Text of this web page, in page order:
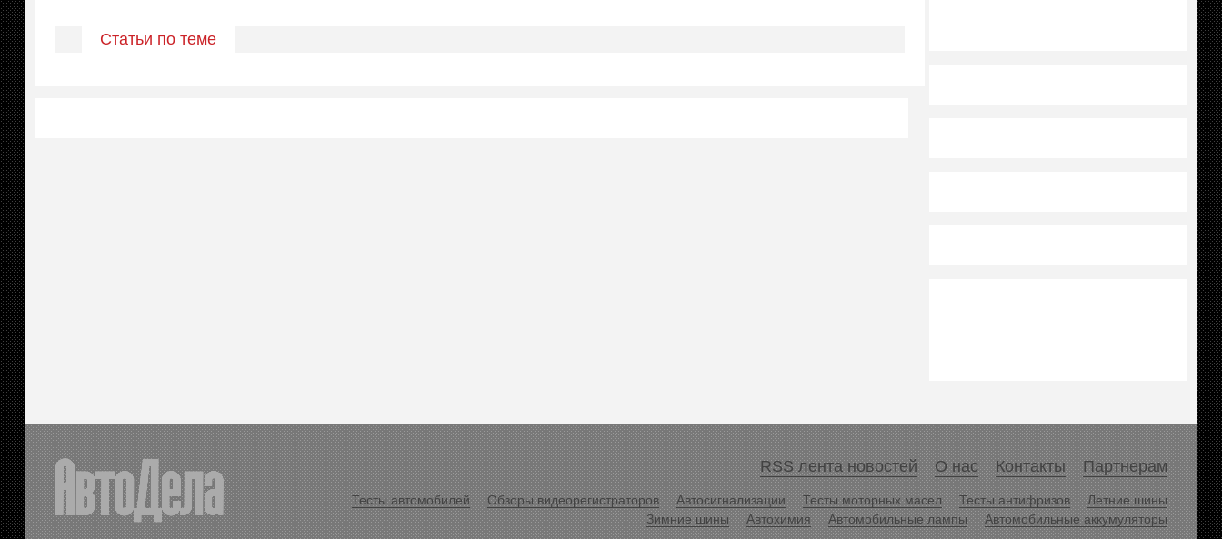
Статьи по теме
RSS лента новостей О нас Контакты Партнерам
Тесты автомобилей Обзоры видеорегистраторов Автосигнализации Тесты моторных масел Тесты антифризов
Летние шины
Зимние шины
Автохимия Автомобильные лампы Автомобильные аккумуляторы